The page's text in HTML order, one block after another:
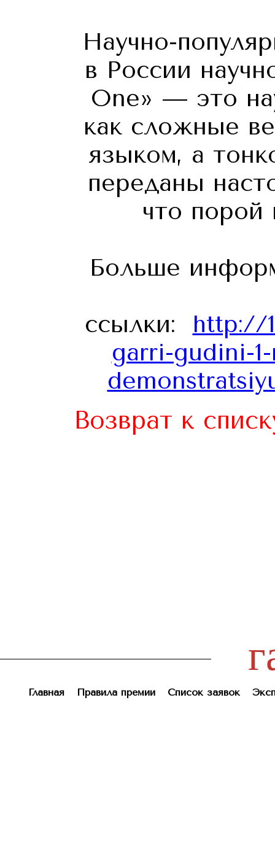
Научно-
в России
One» — это
как сложные
языком, а
переданы
что порой
Больше
ссылки: http://
garri-gudini-
Возврат к
Главная Правила премии Список заявок